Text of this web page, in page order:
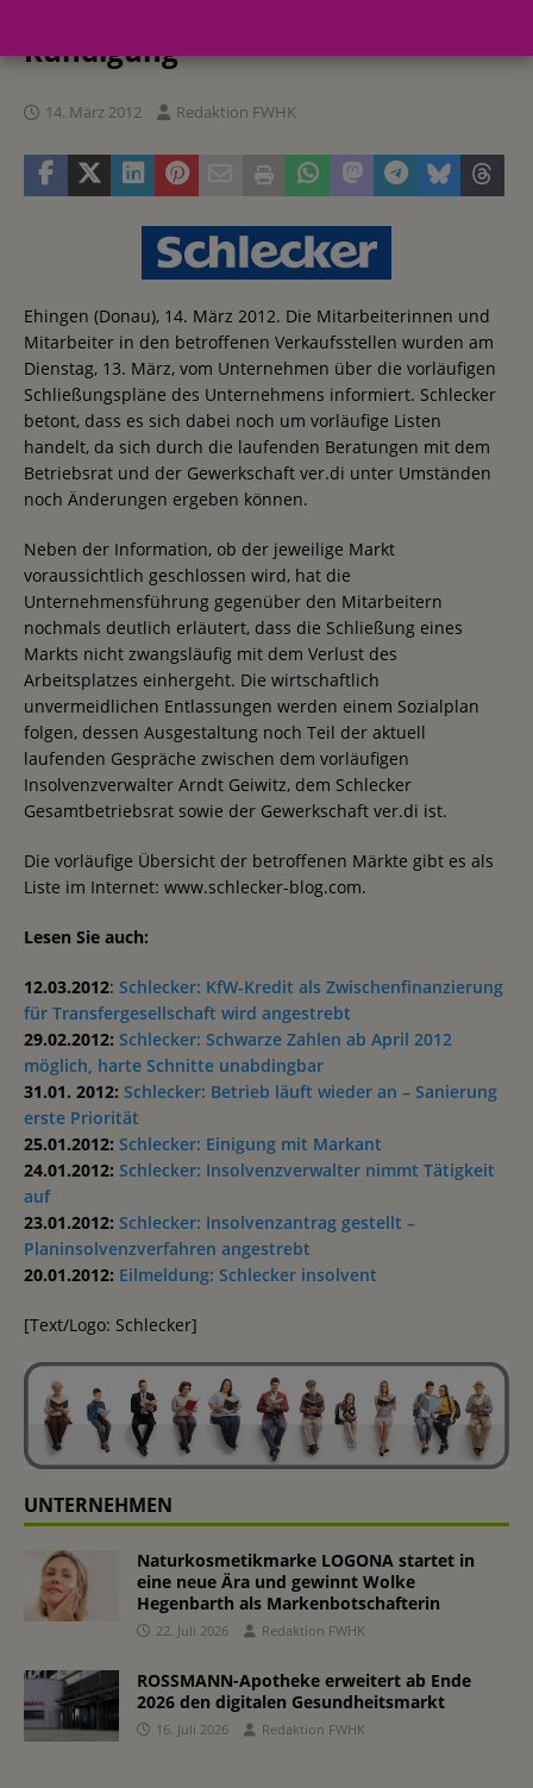
Kündigung
14. März 2012 Redaktion FWHK
Ehingen (Donau), 14. März 2012. Die Mitarbeiterinnen und
Mitarbeiter in den betroffenen Verkaufsstellen wurden am
Dienstag, 13. März, vom Unternehmen über die vorläufigen
Schließungspläne des Unternehmens informiert. Schlecker
betont, dass es sich dabei noch um vorläufige Listen
handelt, da sich durch die laufenden Beratungen mit dem
Betriebsrat und der Gewerkschaft ver.di unter Umständen
noch Änderungen ergeben können.
Neben der Information, ob der jeweilige Markt
voraussichtlich geschlossen wird, hat die
Unternehmensführung gegenüber den Mitarbeitern
nochmals deutlich erläutert, dass die Schließung eines
Markts nicht zwangsläufig mit dem Verlust des
Arbeitsplatzes einhergeht. Die wirtschaftlich
unvermeidlichen Entlassungen werden einem Sozialplan
folgen, dessen Ausgestaltung noch Teil der aktuell
laufenden Gespräche zwischen dem vorläufigen
Insolvenzverwalter Arndt Geiwitz, dem Schlecker
Gesamtbetriebsrat sowie der Gewerkschaft ver.di ist.
Die vorläufige Übersicht der betroffenen Märkte gibt es als
Liste im Internet: www.schlecker-blog.com.
Lesen Sie auch:
12.03.2012: Schlecker: KfW-Kredit als Zwischenfinanzierung
für Transfergesellschaft wird angestrebt
29.02.2012: Schlecker: Schwarze Zahlen ab April 2012
möglich, harte Schnitte unabdingbar
31.01. 2012: Schlecker: Betrieb läuft wieder an – Sanierung
erste Priorität
25.01.2012: Schlecker: Einigung mit Markant
24.01.2012: Schlecker: Insolvenzverwalter nimmt Tätigkeit
auf
23.01.2012: Schlecker: Insolvenzantrag gestellt –
Planinsolvenzverfahren angestrebt
20.01.2012: Eilmeldung: Schlecker insolvent
[Text/Logo: Schlecker]
UNTERNEHMEN
Naturkosmetikmarke LOGONA startet in
eine neue Ära und gewinnt Wolke
Hegenbarth als Markenbotschafterin
22. Juli 2026 Redaktion FWHK
ROSSMANN-Apotheke erweitert ab Ende
2026 den digitalen Gesundheitsmarkt
16. Juli 2026 Redaktion FWHK